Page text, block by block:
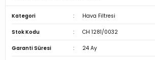
Kategori Hava Filtresi
Stok Kodu CH 1281/0032
Garanti Süresi 24 Ay